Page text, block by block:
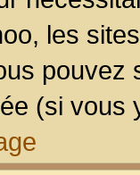
les
pouvez
(si vous